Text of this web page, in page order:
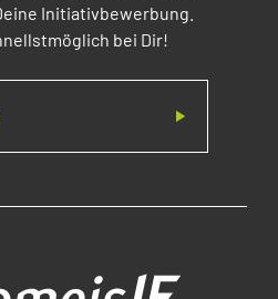
Initiativbewerbung.
bei Dir!